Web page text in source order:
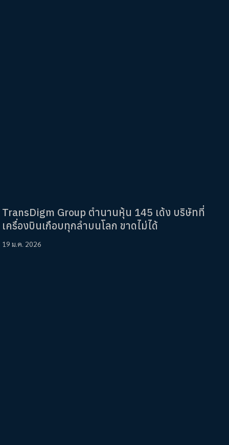
TransDigm Group ตำนานหุ้น 145 เด้ง บริษัทที่
เครื่องบินเกือบทุกลำบนโลก ขาดไม่ได้
19 ม.ค. 2026